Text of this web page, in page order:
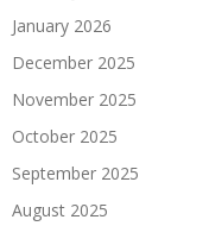
January 2026
December 2025
November 2025
October 2025
September 2025
August 2025